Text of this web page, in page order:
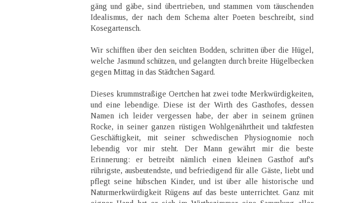
gäng und gäbe, sind übertrieben, und stammen vom täuschenden
Idealismus, der nach dem Schema alter Poeten beschreibt, sind
Kosegartensch.
Wir schifften über den seichten Bodden, schritten über die Hügel,
welche Jasmund schützen, und gelangten durch breite Hügelbecken
gegen Mittag in das Städtchen Sagard.
Dieses krummstraßige Oertchen hat zwei todte Merkwürdigkeiten,
und eine lebendige. Diese ist der Wirth des Gasthofes, dessen
Namen ich leider vergessen habe, der aber in seinem grünen
Rocke, in seiner ganzen rüstigen Wohlgenährtheit und taktfesten
Geschäftigkeit, mit seiner schwedischen Physiognomie noch
lebendig vor mir steht. Der Mann gewährt mir die beste
Erinnerung: er betreibt nämlich einen kleinen Gasthof auf's
rührigste, ausbeutendste, und befriedigend für alle Gäste, liebt und
pflegt seine hübschen Kinder, und ist über alle historische und
Naturmerkwürdigkeit Rügens auf das beste unterrichtet. Ganz mit